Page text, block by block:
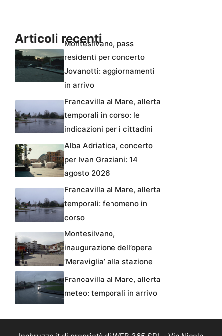
Articoli recenti
Montesilvano, pass
residenti per concerto
Jovanotti: aggiornamenti
in arrivo
Francavilla al Mare, allerta
temporali in corso: le
indicazioni per i cittadini
Alba Adriatica, concerto
per Ivan Graziani: 14
agosto 2026
Francavilla al Mare, allerta
temporali: fenomeno in
corso
Montesilvano,
inaugurazione dell’opera
‘Meraviglia’ alla stazione
Francavilla al Mare, allerta
meteo: temporali in arrivo